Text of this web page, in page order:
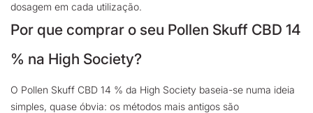
dosagem em cada utilização.
Por que comprar o seu Pollen Skuff CBD 14
% na High Society?
O Pollen Skuff CBD 14 % da High Society baseia-se numa ideia
simples, quase óbvia: os métodos mais antigos são